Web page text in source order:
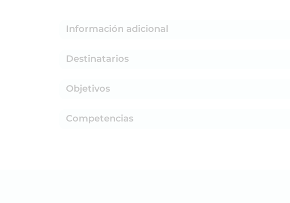
Información adicional
Destinatarios
Objetivos
Competencias